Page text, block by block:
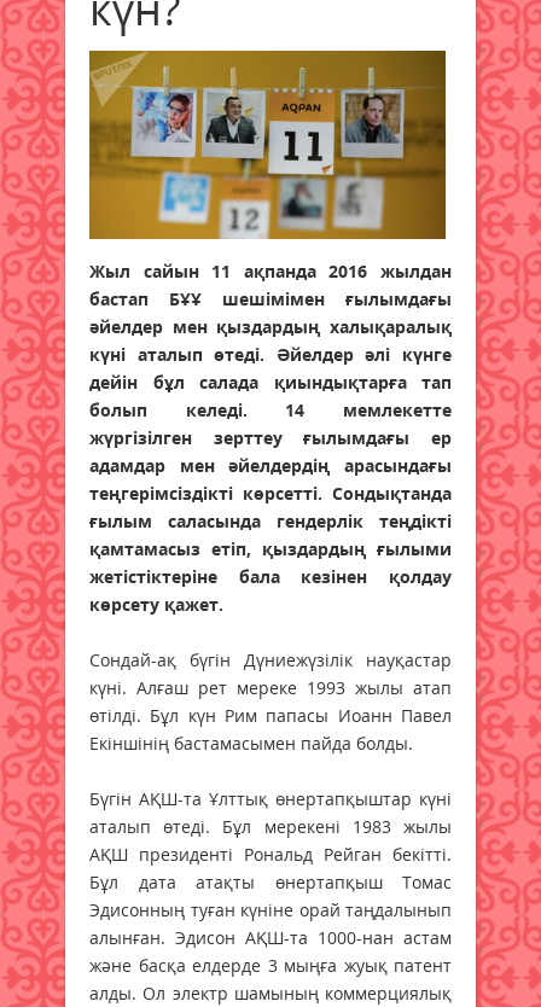
Жыл сайын 11 ақпанда 2016 жылдан
бастап БҰҰ шешімімен ғылымдағы
әйелдер мен қыздардың халықаралық
күні аталып өтеді. Әйелдер әлі күнге
дейін бұл салада қиындықтарға тап
болып келеді. 14 мемлекетте
жүргізілген зерттеу ғылымдағы ер
адамдар мен әйелдердің арасындағы
теңгерімсіздікті көрсетті. Сондықтанда
ғылым саласында гендерлік теңдікті
қамтамасыз етіп, қыздардың ғылыми
жетістіктеріне бала кезінен қолдау
көрсету қажет.
Сондай-ақ бүгін Дүниежүзілік науқастар
күні. Алғаш рет мереке 1993 жылы атап
өтілді. Бұл күн Рим папасы Иоанн Павел
Екіншінің бастамасымен пайда болды.
Бүгін АҚШ-та Ұлттық өнертапқыштар күні
аталып өтеді. Бұл мерекені 1983 жылы
АҚШ президенті Рональд Рейган бекітті.
Бұл дата атақты өнертапқыш Томас
Эдисонның туған күніне орай таңдалынып
алынған. Эдисон АҚШ-та 1000-нан астам
және басқа елдерде 3 мыңға жуық патент
алды. Ол электр шамының коммерциялық